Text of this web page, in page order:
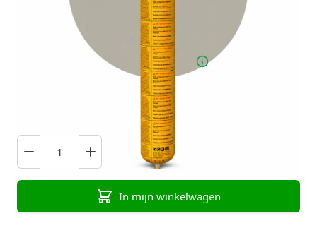
€ 18,99 Excl. BTW
In voorraad : 20 Stuks
Voor 23:59 besteld, maandag verzonden!
Bekijk hier alle variantenvan Sikaflex 221
In mijn winkelwagen